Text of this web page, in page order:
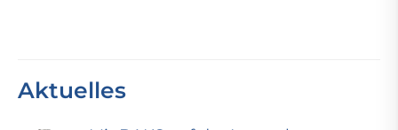
Aktuelles